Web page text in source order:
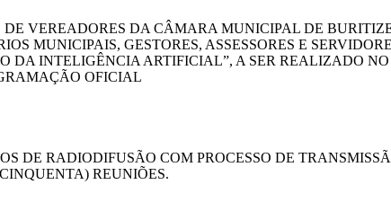
VEREADORES DA CÂMARA MUNICIPAL DE
MUNICIPAIS, GESTORES, ASSESSORES E
INTELIGÊNCIA ARTIFICIAL”, A SER REALIZADO
OFICIAL
DE RADIODIFUSÃO COM PROCESSO DE
REUNIÕES.